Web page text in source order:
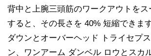
背中と上腕三頭筋のワークアウトを
すると、その長さを 40% 短縮できま
ダウンとオーバーヘッド トライセプ
ン、ワンアーム ダンベル ロウとスカ